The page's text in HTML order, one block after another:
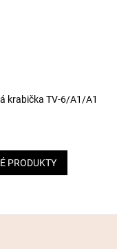
krabička TV-6/A1/A1
PRODUKTY